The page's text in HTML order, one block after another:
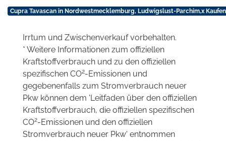
Cupra Tavascan in Nordwestmecklemburg, Ludwigslust-Parchim,x
Irrtum und Zwischenverkauf vorbehalten.
* Weitere Informationen zum offiziellen
Kraftstoffverbrauch und zu den offiziellen
spezifischen CO2-Emissionen und
gegebenenfalls zum Stromverbrauch neuer
Pkw können dem 'Leitfaden über den offiziellen
Kraftstoffverbrauch, die offiziellen spezifischen
CO2-Emissionen und den offiziellen
Stromverbrauch neuer Pkw' entnommen